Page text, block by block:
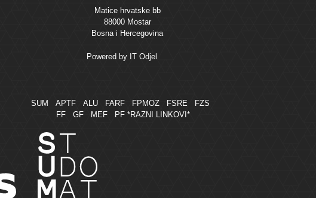
Matice hrvatske bb
88000 Mostar
Bosna i Hercegovina
Powered by IT Odjel
SUM APTF ALU FARF FPMOZ FSRE
FZS
FF
GF MEF PF *RAZNI LINKOVI*